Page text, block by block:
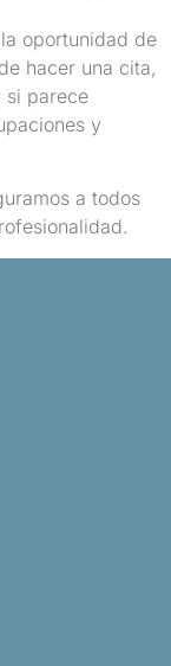
oportunidad de
hacer una cita,
si parece
y
a todos